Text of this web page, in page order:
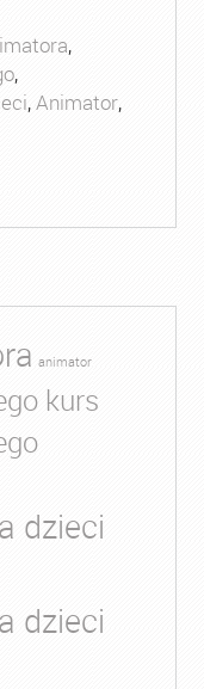
,
,
,Animator,
animator
kurs
dzieci
dzieci